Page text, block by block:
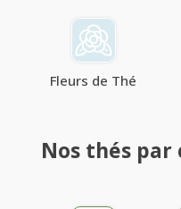
Fleurs de Thé
Nos thés